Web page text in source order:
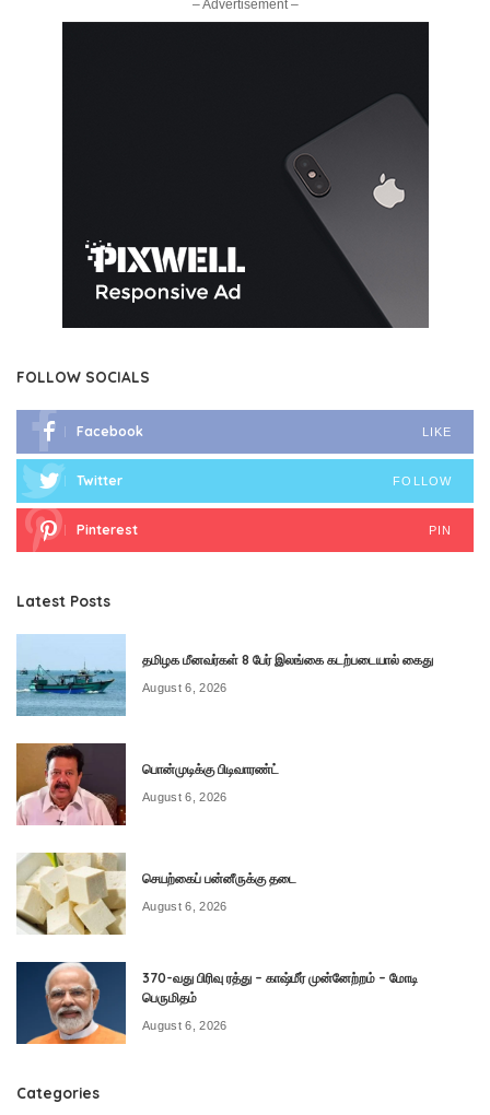
– Advertisement –
FOLLOW SOCIALS
Facebook LIKE
Twitter FOLLOW
Pinterest PIN
Latest Posts
தமிழக மீனவர்கள் 8 பேர் இலங்கை கடற்படையால் கைது
August 6, 2026
பொன்முடிக்கு பிடிவாரண்ட்
August 6, 2026
செயற்கைப் பன்னீருக்கு தடை
August 6, 2026
370-வது பிரிவு ரத்து – காஷ்மீர் முன்னேற்றம் – மோடி
பெருமிதம்
August 6, 2026
Categories